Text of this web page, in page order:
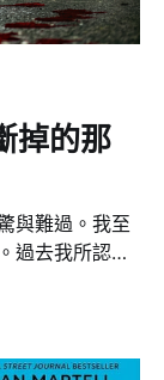
司、2-3 個城市、3-4 個行業，甚至 2-3 段婚姻。 2.
掉的那
與難過。我至
過去我所認識
劇可能就在眼
個好的 idea，